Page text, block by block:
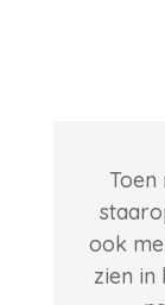
Toen
ook
zien in